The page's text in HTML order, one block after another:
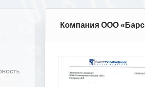
Компания ООО